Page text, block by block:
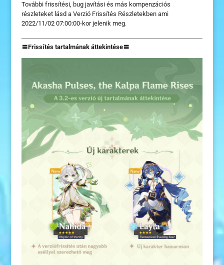
További frissítési, bug javítási és más kompenzációs
részleteket lásd a Verzió Frissítés Részletekben ami
2022/11/02 07:00:00-korjelenik meg.
〓Frissítés tartalmának áttekintése〓